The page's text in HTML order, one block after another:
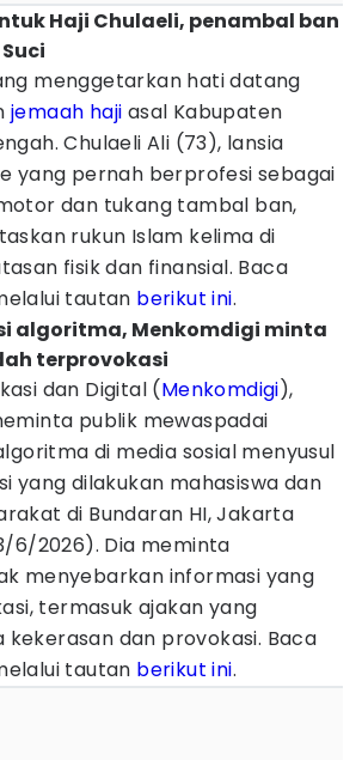
Haji Chulaeli, penambal ban
menggetarkan hati datang
jemaah haji asal Kabupaten
Chulaeli Ali (73), lansia
yang pernah berprofesi sebagai
dan tukang tambal ban,
rukun Islam kelima di
fisik dan finansial. Baca
tautan berikut ini.
algoritma, Menkomdigi minta
terprovokasi
dan Digital (Menkomdigi),
publik mewaspadai
di media sosial menyusul
yang dilakukan mahasiswa dan
di Bundaran HI, Jakarta
6/2026). Dia meminta
menyebarkan informasi yang
termasuk ajakan yang
dan provokasi. Baca
tautan berikut ini.